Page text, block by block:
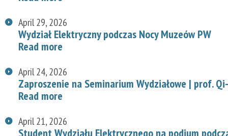
April 29, 2026
Wydział Elektryczny podczas Nocy Muzeów PW
Read more
April 24, 2026
Zaproszenie na Seminarium Wydziałowe | prof.
Read more
April 21, 2026
Student Wydziału Elektrycznego na podium